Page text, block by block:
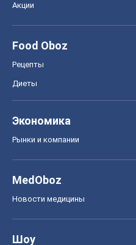
Акции
Food Oboz
Рецепты
Диеты
Экономика
Рынки и компании
MedOboz
Новости медицины
Шоу